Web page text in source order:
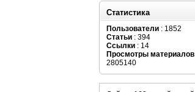
Статистика
Пользователи : 1852
Статьи : 394
Ссылки : 14
Просмотры материалов
2805140